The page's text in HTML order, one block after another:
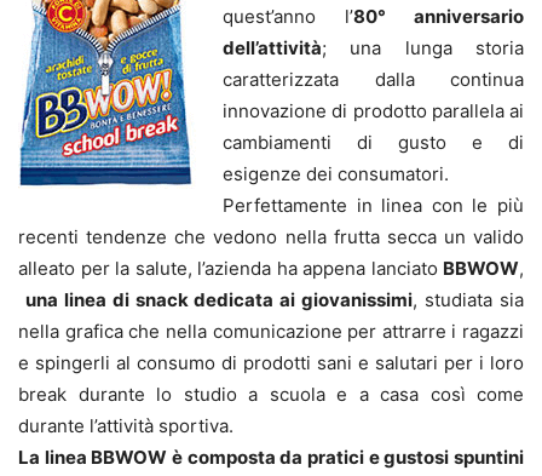
quest’anno l’80° anniversario
dell’attività; una lunga storia
caratterizzata dalla continua
innovazione di prodotto parallela ai
cambiamenti di gusto e di
esigenze dei consumatori.
Perfettamente in linea con le più
recenti tendenze che vedono nella frutta secca un valido
alleato per la salute, l’azienda ha appena lanciato BBWOW,
una linea di snack dedicata ai giovanissimi, studiata sia
nella grafica che nella comunicazione per attrarre i ragazzi
e spingerli al consumo di prodotti sani e salutari per i loro
break durante lo studio a scuola e a casa così come
durante l’attività sportiva.
La linea BBWOW è composta da pratici e gustosi spuntini